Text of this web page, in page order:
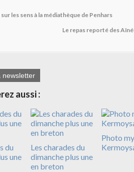
les sens à la médiathèque de Penhars
Le repas reporté des
newsletter
aussi :
du
une
Les charades du
dimanche plus une
en breton
Photo